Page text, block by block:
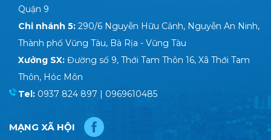
Quận 9
Chi nhánh 5: 290/6 Nguyễn Hữu Cảnh, Nguyễn An Ninh,
Thành phố Vũng Tàu, Bà Rịa - Vũng Tàu
Xưởng SX: Đường số 9, Thới Tam Thôn 16, Xã Thới Tam
Thôn, Hóc Môn
Tel: 0937 824 897 | 0969610485
MẠNG XÃ HỘI